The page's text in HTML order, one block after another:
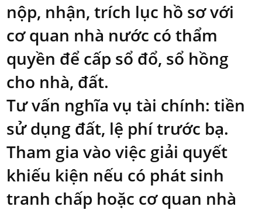
nộp, nhận, trích lục hồ sơ với
cơ quan nhà nước có thẩm
quyền để cấp sổ đổ, sổ hồng
cho nhà, đất.
Tư vấn nghĩa vụ tài chính: tiền
sử dụng đất, lệ phí trước bạ.
Tham gia vào việc giải quyết
khiếu kiện nếu có phát sinh
tranh chấp hoặc cơ quan nhà